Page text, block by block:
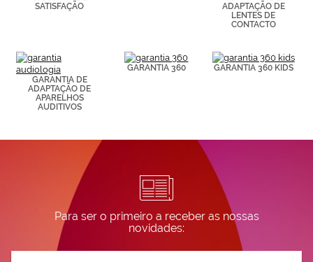
visitadas).
nuestra
Política de
Cookies.
SATISFAÇÃO
ADAPTAÇÃO DE
LENTES DE
CONTACTO
GARANTIA DE
ADAPTAÇÃO DE
APARELHOS
AUDITIVOS
GARANTIA 360 GARANTIA 360 KIDS
Para ser o primeiro a receber as nossas
novidades: